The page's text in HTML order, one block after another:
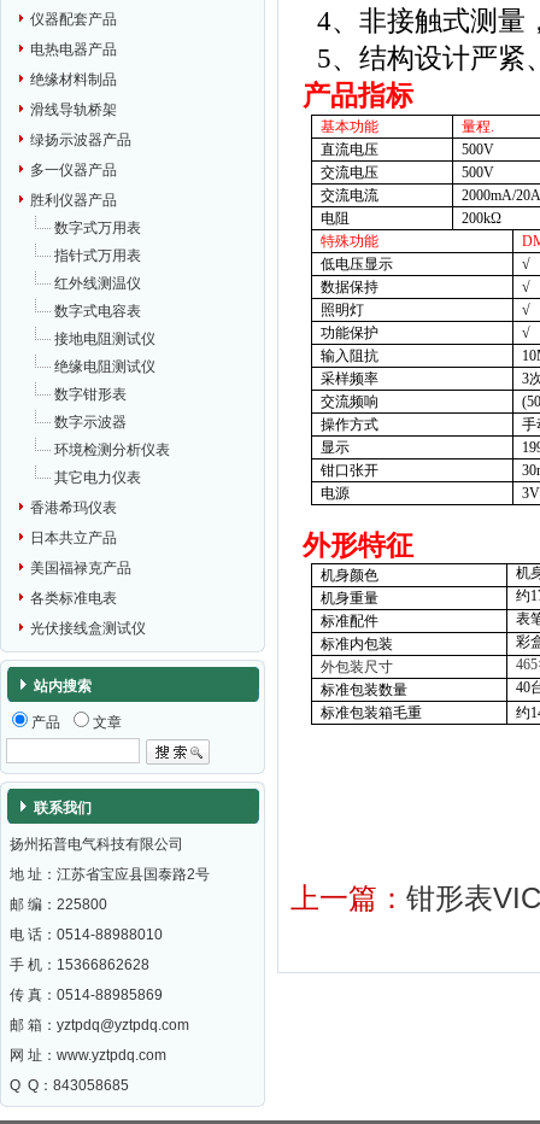
仪器配套产品
电热电器产品
绝缘材料制品
滑线导轨桥架
绿扬示波器产品
多一仪器产品
胜利仪器产品
数字式万用表
指针式万用表
红外线测温仪
数字式电容表
接地电阻测试仪
绝缘电阻测试仪
数字钳形表
数字示波器
环境检测分析仪表
其它电力仪表
香港希玛仪表
日本共立产品
美国福禄克产品
各类标准电表
光伏接线盒测试仪
站内搜索
产品 文章
联系我们
扬州拓普电气科技有限公司
地 址：江苏省宝应县国泰路2号
邮 编： 225800
电 话：0514-88988010
手 机：15366862628
传 真：0514-88985869
邮 箱： yztpdq@yztpdq.com
网 址： www.yztpdq.com
Q Q：843058685
4、非接触式测量
5、结构设计严紧
产品指标
基本功能 量程
直流电压
500V
交流电压
500V
交流电流
2000mA/
电阻
200kΩ
特殊功能
低电压显示
√
数据保持
√
照明灯
√
功能保护
√
输入阻抗
采样频率
3
交流频响
操作方式
手
显示
钳口张开
电源
外形特征
机身颜色
机
机身重量
约
标准配件
表
标准内包装
彩
外包装尺寸
标准包装数量
40
标准包装箱毛重
约
上一篇： 钳形表